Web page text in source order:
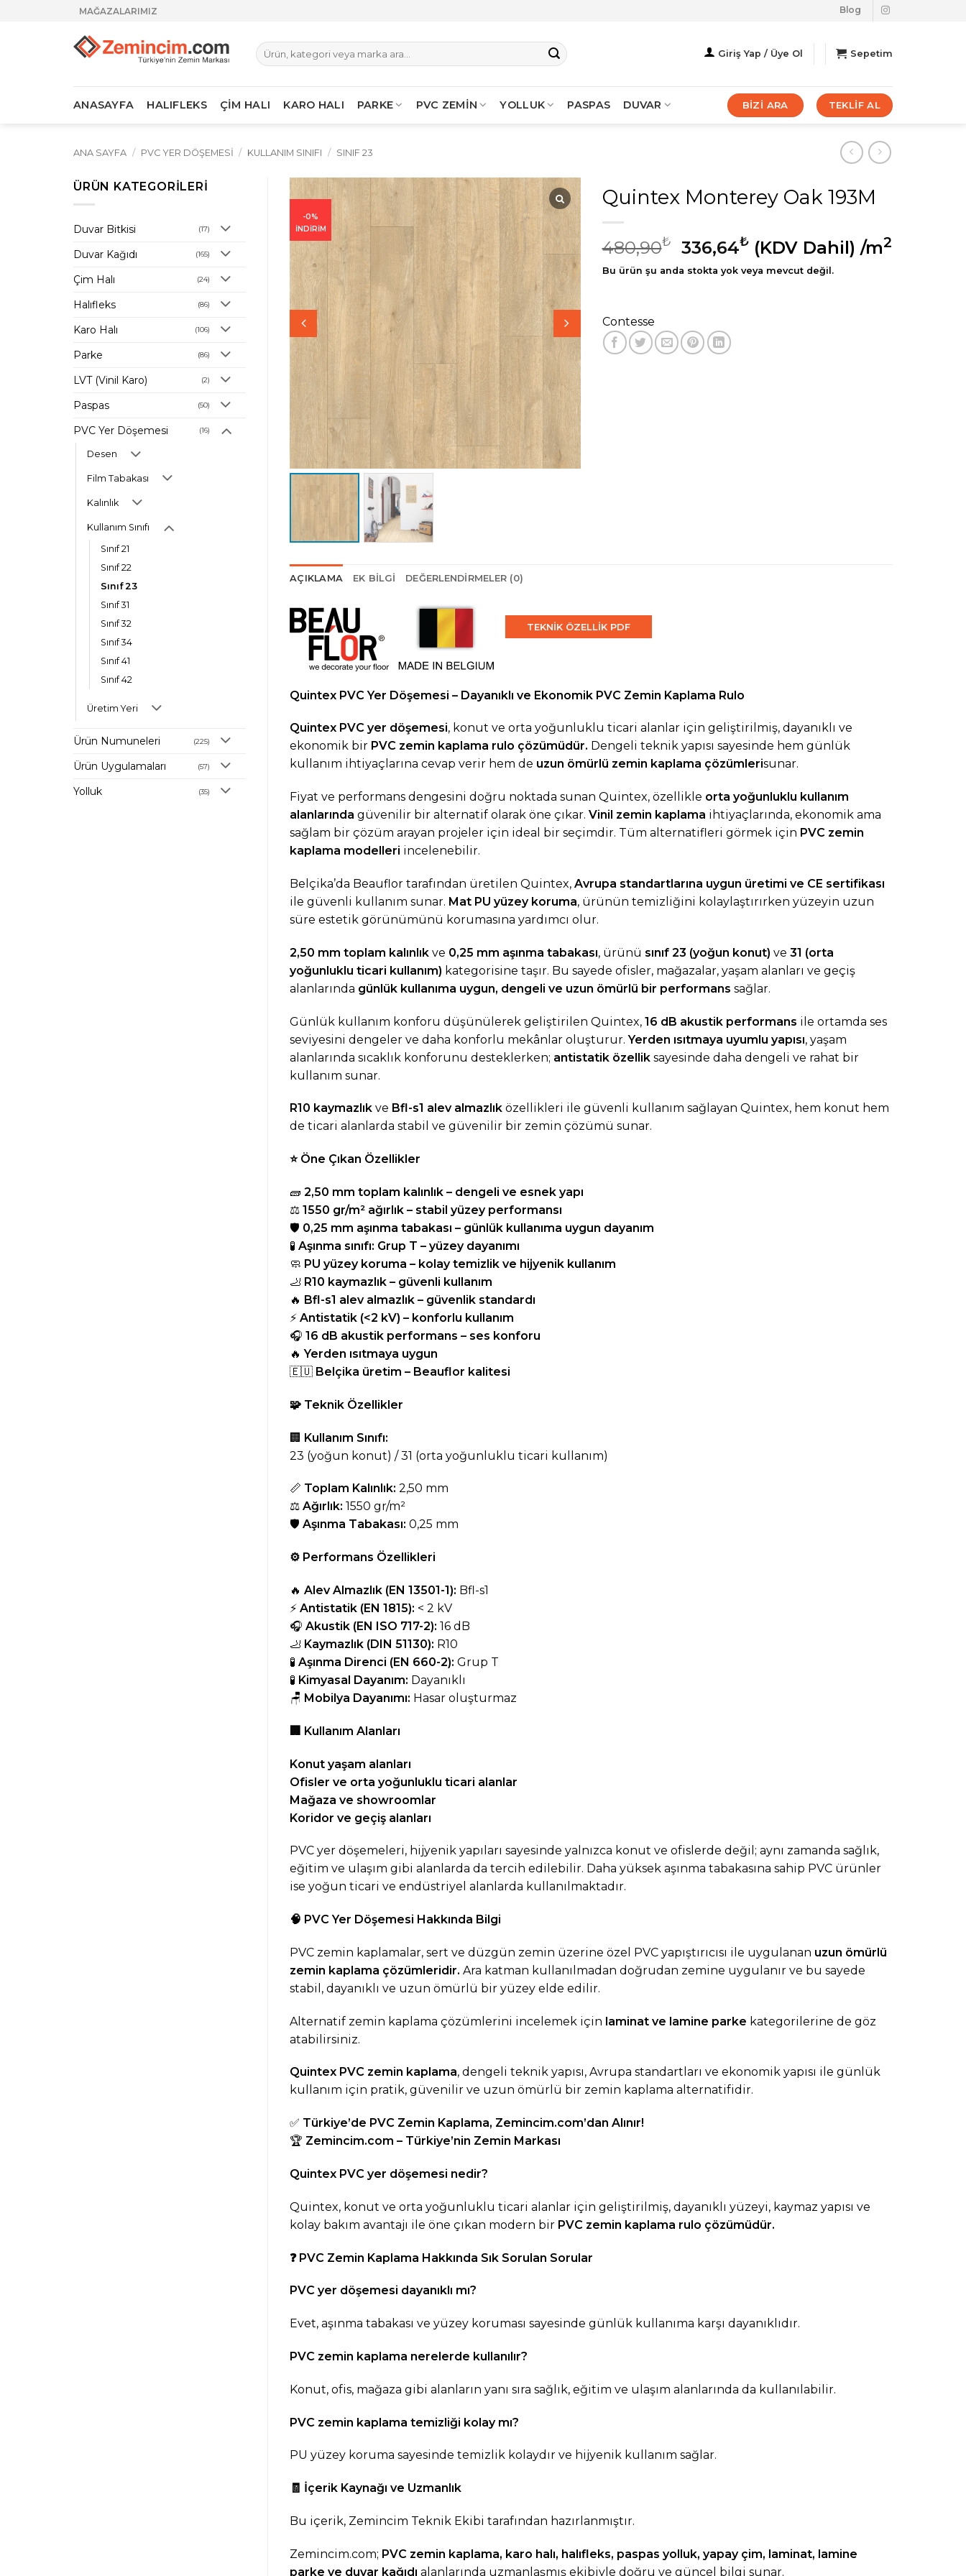
MAĞAZALARIMIZ Blog
Ara:
Giriş Yap / Üye Ol Sepetim
ANASAYFA HALIFLEKS ÇİM HALI KARO HALI PARKE PVC ZEMİN YOLLUK PASPAS DUVAR BİZİ ARA TEKLİF AL
ANA SAYFA / PVC YER DÖŞEMESI / KULLANIM SINIFI / SINIF 23
ÜRÜN KATEGORILERI
Duvar Bitkisi (17)
Duvar Kağıdı (165)
Çim Halı (24)
Halıfleks (86)
Karo Halı (106)
Parke (86)
LVT (Vinil Karo) (2)
Paspas (50)
PVC Yer Döşemesi (16)
Desen
Film Tabakası
Kalınlık
Kullanım Sınıfı
Sınıf 21
Sınıf 22
Sınıf 23
Sınıf 31
Sınıf 32
Sınıf 34
Sınıf 41
Sınıf 42
Üretim Yeri
Ürün Numuneleri (225)
Ürün Uygulamaları (57)
Yolluk (35)
-0%
İNDİRİM
Quintex Monterey Oak 193M
480,90₺ 336,64₺ (KDV Dahil) /m2
Bu ürün şu anda stokta yok veya mevcut değil.
Contesse
AÇIKLAMA EK BILGI DEĞERLENDIRMELER (0)
TEKNİK ÖZELLİK PDF
Quintex PVC Yer Döşemesi – Dayanıklı ve Ekonomik PVC Zemin Kaplama Rulo
Quintex PVC yer döşemesi, konut ve orta yoğunluklu ticari alanlar için geliştirilmiş, dayanıklı ve
ekonomik bir PVC zemin kaplama rulo çözümüdür. Dengeli teknik yapısı sayesinde hem günlük
kullanım ihtiyaçlarına cevap verir hem de uzun ömürlü zemin kaplama çözümlerisunar.
Fiyat ve performans dengesini doğru noktada sunan Quintex, özellikle orta yoğunluklu kullanım
alanlarında güvenilir bir alternatif olarak öne çıkar. Vinil zemin kaplama ihtiyaçlarında, ekonomik ama
sağlam bir çözüm arayan projeler için ideal bir seçimdir. Tüm alternatifleri görmek için PVC zemin
kaplama modelleri incelenebilir.
Belçika’da Beauflor tarafından üretilen Quintex, Avrupa standartlarına uygun üretimi ve CE sertifikası
ile güvenli kullanım sunar. Mat PU yüzey koruma, ürünün temizliğini kolaylaştırırken yüzeyin uzun
süre estetik görünümünü korumasına yardımcı olur.
2,50 mm toplam kalınlık ve 0,25 mm aşınma tabakası, ürünü sınıf 23 (yoğun konut) ve 31 (orta
yoğunluklu ticari kullanım) kategorisine taşır. Bu sayede ofisler, mağazalar, yaşam alanları ve geçiş
alanlarında günlük kullanıma uygun, dengeli ve uzun ömürlü bir performans sağlar.
Günlük kullanım konforu düşünülerek geliştirilen Quintex, 16 dB akustik performans ile ortamda ses
seviyesini dengeler ve daha konforlu mekânlar oluşturur.Yerden ısıtmaya uyumlu yapısı, yaşam
alanlarında sıcaklık konforunu desteklerken; antistatik özellik sayesinde daha dengeli ve rahat bir
kullanım sunar.
R10 kaymazlık ve Bfl-s1 alev almazlık özellikleri ile güvenli kullanım sağlayan Quintex, hem konut hem
de ticari alanlarda stabil ve güvenilir bir zemin çözümü sunar.
⭐Öne Çıkan Özellikler
🧱 2,50 mm toplam kalınlık – dengeli ve esnek yapı
⚖️ 1550 gr/m² ağırlık – stabil yüzey performansı
🛡️ 0,25 mm aşınma tabakası – günlük kullanıma uygun dayanım
🧪 Aşınma sınıfı: Grup T – yüzey dayanımı
🧼 PU yüzey koruma – kolay temizlik ve hijyenik kullanım
🦶 R10 kaymazlık – güvenli kullanım
🔥 Bfl-s1 alev almazlık – güvenlik standardı
⚡ Antistatik (<2 kV) – konforlu kullanım
🎧 16 dB akustik performans – ses konforu
🔥Yerden ısıtmaya uygun
🇪🇺 Belçika üretim – Beauflor kalitesi
🧩 Teknik Özellikler
🏢 Kullanım Sınıfı:
23 (yoğun konut) / 31 (orta yoğunluklu ticari kullanım)
📏 Toplam Kalınlık: 2,50 mm
⚖️ Ağırlık: 1550 gr/m²
🛡️ Aşınma Tabakası: 0,25 mm
⚙ Performans Özellikleri
🔥 Alev Almazlık (EN 13501-1): Bfl-s1
⚡ Antistatik (EN 1815): < 2 kV
🎧 Akustik (EN ISO 717-2): 16 dB
🦶 Kaymazlık (DIN 51130): R10
🧪 Aşınma Direnci (EN 660-2): Grup T
🧪 Kimyasal Dayanım: Dayanıklı
🪑 Mobilya Dayanımı: Hasar oluşturmaz
🏢 Kullanım Alanları
Konut yaşam alanları
Ofisler ve orta yoğunluklu ticari alanlar
Mağaza ve showroomlar
Koridor ve geçiş alanları
PVC yer döşemeleri, hijyenik yapıları sayesinde yalnızca konut ve ofislerde değil; aynı zamanda sağlık,
eğitim ve ulaşım gibi alanlarda da tercih edilebilir. Daha yüksek aşınma tabakasına sahip PVC ürünler
ise yoğun ticari ve endüstriyel alanlarda kullanılmaktadır.
🧠 PVC Yer Döşemesi Hakkında Bilgi
PVC zemin kaplamalar, sert ve düzgün zemin üzerine özel PVC yapıştırıcısı ile uygulanan uzun ömürlü
zemin kaplama çözümleridir. Ara katman kullanılmadan doğrudan zemine uygulanır ve bu sayede
stabil, dayanıklı ve uzun ömürlü bir yüzey elde edilir.
Alternatif zemin kaplama çözümlerini incelemek için laminat ve lamine parke kategorilerine de göz
atabilirsiniz.
Quintex PVC zemin kaplama, dengeli teknik yapısı, Avrupa standartları ve ekonomik yapısı ile günlük
kullanım için pratik, güvenilir ve uzun ömürlü bir zemin kaplama alternatifidir.
✅ Türkiye’de PVC Zemin Kaplama, Zemincim.com’dan Alınır!
🏆 Zemincim.com – Türkiye’nin Zemin Markası
Quintex PVC yer döşemesi nedir?
Quintex, konut ve orta yoğunluklu ticari alanlar için geliştirilmiş, dayanıklı yüzeyi, kaymaz yapısı ve
kolay bakım avantajı ile öne çıkan modern bir PVC zemin kaplama rulo çözümüdür.
❓PVC Zemin Kaplama Hakkında Sık Sorulan Sorular
PVC yer döşemesi dayanıklı mı?
Evet, aşınma tabakası ve yüzey koruması sayesinde günlük kullanıma karşı dayanıklıdır.
PVC zemin kaplama nerelerde kullanılır?
Konut, ofis, mağaza gibi alanların yanı sıra sağlık, eğitim ve ulaşım alanlarında da kullanılabilir.
PVC zemin kaplama temizliği kolay mı?
PU yüzey koruma sayesinde temizlik kolaydır ve hijyenik kullanım sağlar.
🧾 İçerik Kaynağı ve Uzmanlık
Bu içerik, Zemincim Teknik Ekibi tarafından hazırlanmıştır.
Zemincim.com; PVC zemin kaplama, karo halı, halıfleks, paspas yolluk, yapay çim, laminat, lamine
parke ve duvar kağıdı alanlarında uzmanlaşmış ekibiyle doğru ve güncel bilgi sunar.